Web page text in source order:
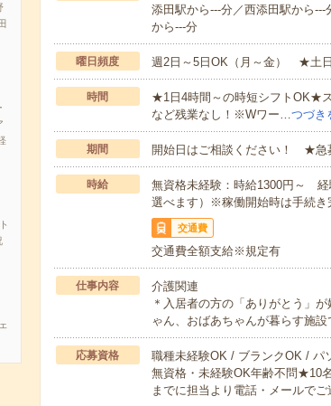
添田駅から---分／西添田駅から
から---分
曜日頻度 週2日～5日OK（月～金） ★土
時間
★1日4時間～の時短シフトOK★
など残業なし！※Wワー…つづき
期間 開始日はご相談ください！ ★急
時給
無資格未経験：時給1300円～
選べます）※稼働開始時は手続き
交通費
交通費全額支給※規定有
仕事内容
介護関連
＊入居者の方の「ありがとう」
ゃん、おばあちゃんが暮らす施
応募資格
職種未経験OK / ブランクOK / パ
無資格・未経験OK年齢不問★10
までに担当より電話・メールで